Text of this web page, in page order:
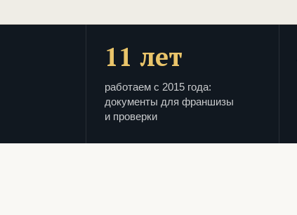
11 лет
работаем с 2015 года:
документы для франшизы
и проверки